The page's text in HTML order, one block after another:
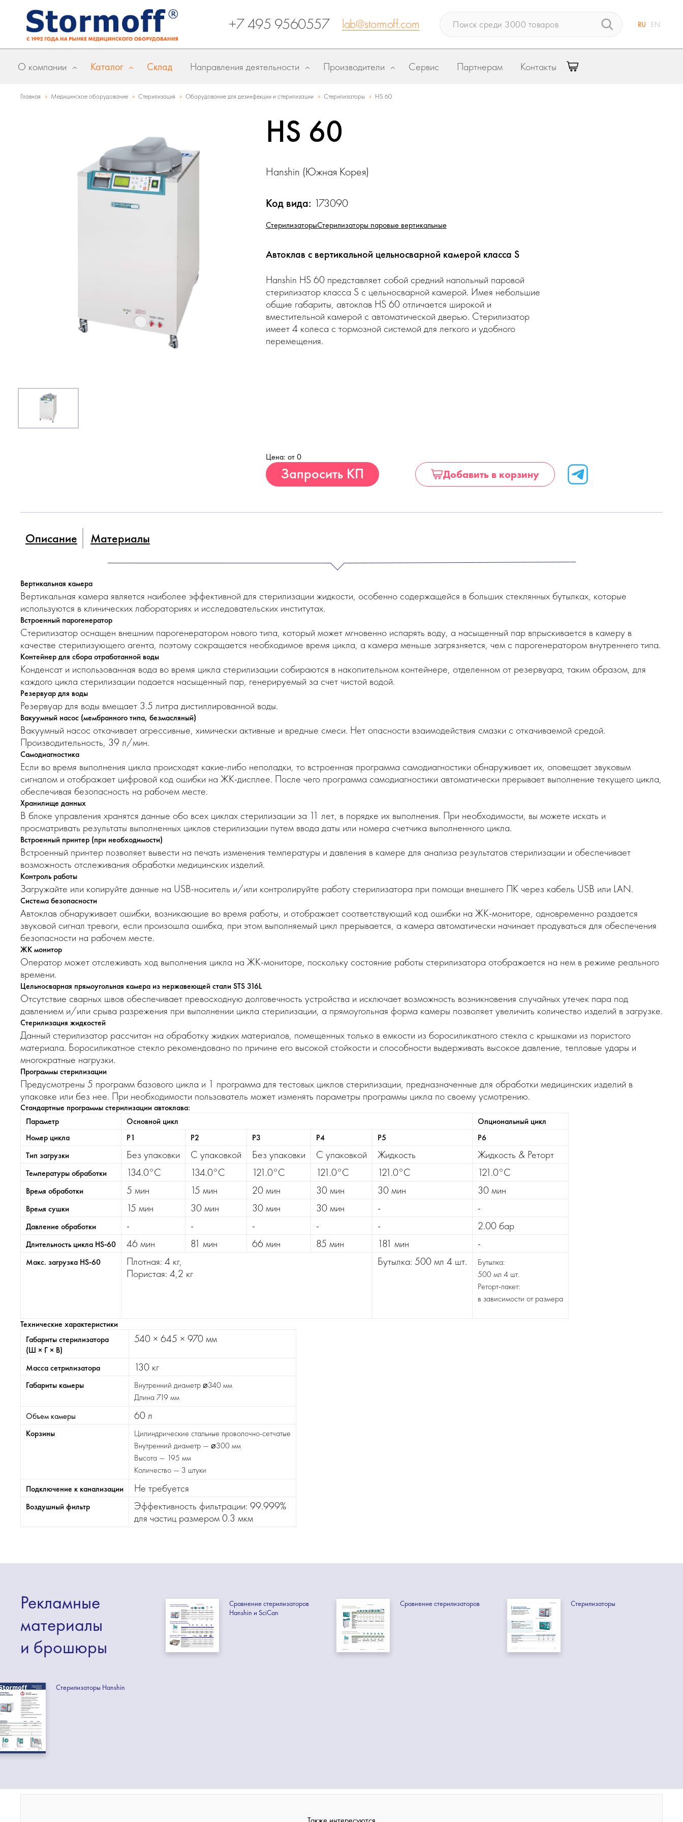
+7 495 9560557 lab@stormoff.com RU EN
О компании Каталог Склад Направления деятельности Производители Сервис Партнерам Контакты
Главная » Медицинское оборудование » Стерилизация » Оборудование для дезинфекции и стерилизации » Стерилизаторы » HS 60
HS 60
Hanshin (Южная Корея)
Код вида: 173090
СтерилизаторыСтерилизаторы паровые вертикальные
Автоклав с вертикальной цельносварной камерой класса S
Hanshin HS 60 представляет собой средний напольный паровой
стерилизатор класса S с цельносварной камерой. Имея небольшие
общие габариты, автоклав HS 60 отличается широкой и
вместительной камерой с автоматической дверью. Стерилизатор
имеет 4 колеса с тормозной системой для легкого и удобного
перемещения.
Цена: от 0
Запросить КП Добавить в корзину
Описание Материалы
Вертикальная камера
Вертикальная камера является наиболее эффективной для стерилизации жидкости, особенно содержащейся в больших стеклянных бутылках, которые
используются в клинических лабораториях и исследовательских институтах.
Встроенный парогенератор
Cтерилизатор оснащен внешним парогенератором нового типа, который может мгновенно испарять воду, а насыщенный пар впрыскивается в камеру в
качестве стерилизующего агента, поэтому сокращается необходимое время цикла, а камера меньше загрязняется, чем с парогенератором внутреннего типа.
Контейнер для сбора отработанной воды
Конденсат и использованная вода во время цикла стерилизации собираются в накопительном контейнере, отделенном от резервуара, таким образом, для
каждого цикла стерилизации подается насыщенный пар, генерируемый за счет чистой водой.
Резервуар для воды
Резервуар для воды вмещает 3.5 литра дистиллированной воды.
Вакуумный насос (мембранного типа, безмасляный)
Вакуумный насос откачивает агрессивные, химически активные и вредные смеси. Нет опасности взаимодействия смазки с откачиваемой средой.
Производительность, 39 л/мин.
Самодиагностика
Если во время выполнения цикла происходят какие-либо неполадки, то встроенная программа самодиагностики обнаруживает их, оповещает звуковым
сигналом и отображает цифровой код ошибки на ЖК-дисплее. После чего программа самодиагностики автоматически прерывает выполнение текущего цикла,
обеспечивая безопасность на рабочем месте.
Хранилище данных
В блоке управления хранятся данные обо всех циклах стерилизации за 11 лет, в порядке их выполнения. При необходимости, вы можете искать и
просматривать результаты выполненных циклов стерилизации путем ввода даты или номера счетчика выполненного цикла.
Встроенный принтер (при необходимости)
Встроенный принтер позволяет вывести на печать изменения температуры и давления в камере для анализа результатов стерилизации и обеспечивает
возможность отслеживания обработки медицинских изделий.
Контроль работы
Загружайте или копируйте данные на USB-носитель и/или контролируйте работу стерилизатора при помощи внешнего ПК через кабель USB или LAN.
Система безопасности
Автоклав обнаруживает ошибки, возникающие во время работы, и отображает соответствующий код ошибки на ЖК-мониторе, одновременно раздается
звуковой сигнал тревоги, если произошла ошибка, при этом выполняемый цикл прерывается, а камера автоматически начинает продуваться для обеспечения
безопасности на рабочем месте.
ЖК монитор
Оператор может отслеживать ход выполнения цикла на ЖК-мониторе, поскольку состояние работы стерилизатора отображается на нем в режиме реального
времени.
Цельносварная прямоугольная камера из нержавеющей стали STS 316L
Отсутствие сварных швов обеспечивает превосходную долговечность устройства и исключает возможность возникновения случайных утечек пара под
давлением и/или срыва разрежения при выполнении цикла стерилизации, а прямоугольная форма камеры позволяет увеличить количество изделий в загрузке.
Стерилизация жидкостей
Данный стерилизатор рассчитан на обработку жидких материалов, помещенных только в емкости из боросиликатного стекла с крышками из пористого
материала. Боросиликатное стекло рекомендовано по причине его высокой стойкости и способности выдерживать высокое давление, тепловые удары и
многократные нагрузки.
Программы стерилизации
Предусмотрены 5 программ базового цикла и 1 программа для тестовых циклов стерилизации, предназначенные для обработки медицинских изделий в
упаковке или без нее. При необходимости пользователь может изменять параметры программы цикла по своему усмотрению.
Стандартные программы стерилизации автоклава:
Параметр
Основной цикл
Опциональный цикл
Номер цикла
P1 P2 P3 P4 P5
P6
Тип загрузки
Без упаковки С упаковкой Без упаковки С упаковкой Жидкость Жидкость & Реторт
Температуры обработки 134.0°C 134.0°C 121.0°C 121.0°C 121.0°C 121.0°C
Время обработки 5 мин 15 мин 20 мин 30 мин 30 мин 30 мин
Время сушки 15 мин 30 мин 30 мин 30 мин - -
Давление обработки - - - - - 2.00 бар
Длительность цикла HS-60 46 мин 81 мин 66 мин 85 мин 181 мин -
Макс. загрузка HS-60
Плотная: 4 кг,
Пористая: 4,2 кг
Бутылка: 500 мл 4 шт.
Бутылка:
500 мл 4 шт.
Реторт-пакет:
в зависимости от размера
Технические характеристики
Габариты стерилизатора
(Ш × Г × В)
540 × 645 × 970 мм
Масса сетрилизатора 130 кг
Габариты камеры
Внутренний диаметр ⌀340 мм
Длина 719 мм
Объем камеры
60 л
Корзины
Цилиндрические стальные проволочно-сетчатые
Внутренний диаметр — ⌀300 мм
Высота — 195 мм
Количество — 3 штуки
Подключение к канализации
Не требуется
Воздушный фильтр
Эффективность фильтрации: 99.999%
для частиц размером 0.3 мкм
Рекламные
материалы
и брошюры
Сравнение стерилизаторов
Hanshin и SciCan
Сравнение стерилизаторов Стерилизаторы
Стерилизаторы Hanshin